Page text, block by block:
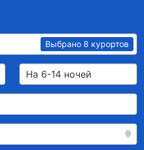
Выбрано 8 курортов
На 6-14 ночей